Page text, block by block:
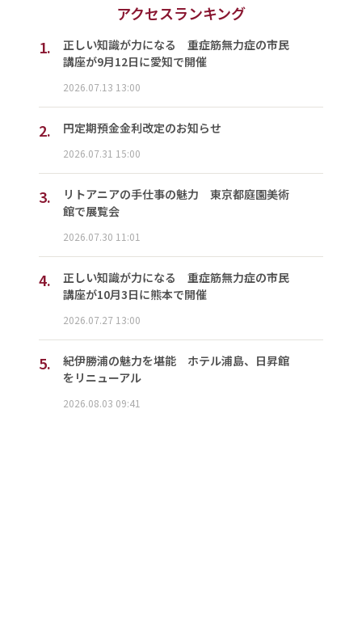
アクセスランキング
1.
正しい知識が力になる 重症筋無力症の市民
講座が9月12日に愛知で開催
2026.07.13 13:00
2. 円定期預金金利改定のお知らせ
2026.07.31 15:00
3.
リトアニアの手仕事の魅力 東京都庭園美術
館で展覧会
2026.07.30 11:01
4.
正しい知識が力になる 重症筋無力症の市民
講座が10月3日に熊本で開催
2026.07.27 13:00
5.
紀伊勝浦の魅力を堪能 ホテル浦島、日昇館
をリニューアル
2026.08.03 09:41